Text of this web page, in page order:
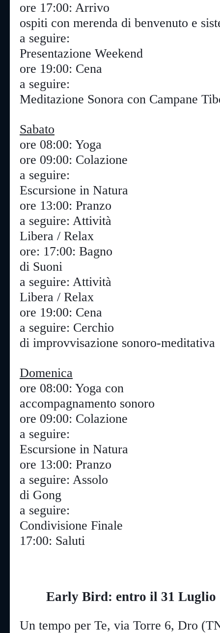
ore 17:00: Arrivo
ospiti con merenda di benvenuto e
a seguire:
Presentazione Weekend
ore 19:00: Cena
a seguire:
Meditazione Sonora con Campane
Sabato
ore 08:00: Yoga
ore 09:00: Colazione
a seguire:
Escursione in Natura
ore 13:00: Pranzo
a seguire: Attività
Libera / Relax
ore: 17:00: Bagno
di Suoni
a seguire: Attività
Libera / Relax
ore 19:00: Cena
a seguire: Cerchio
di improvvisazione sonoro-meditativa
Domenica
ore 08:00: Yoga con
accompagnamento sonoro
ore 09:00: Colazione
a seguire:
Escursione in Natura
ore 13:00: Pranzo
a seguire: Assolo
di Gong
a seguire:
Condivisione Finale
17:00: Saluti
Early Bird: entro il 31 Luglio
Un tempo per Te, via Torre 6, Dro